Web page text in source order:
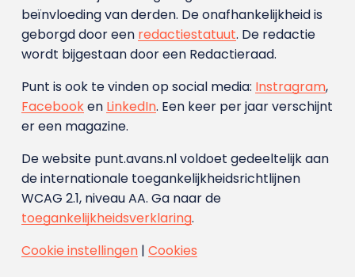
beïnvloeding van derden. De onafhankelijkheid is
geborgd door een redactiestatuut. De redactie
wordt bijgestaan door een Redactieraad.
Punt is ook te vinden op social media: Instragram,
Facebooken LinkedIn. Een keer per jaar verschijnt
er een magazine.
De website punt.avans.nl voldoet gedeeltelijk aan
de internationale toegankelijkheidsrichtlijnen
WCAG 2.1, niveau AA. Ga naar de
toegankelijkheidsverklaring.
Cookie instellingen| Cookies